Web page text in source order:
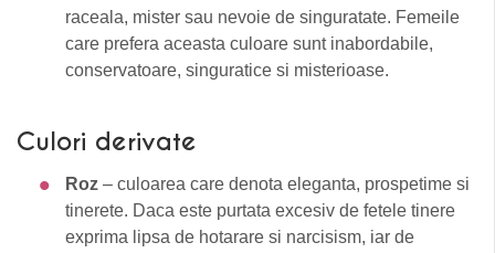
raceala, mister sau nevoie de singuratate. Femeile
care prefera aceasta culoare sunt inabordabile,
conservatoare, singuratice si misterioase.
Culori derivate
Roz – culoarea care denota eleganta, prospetime si
tinerete. Daca este purtata excesiv de fetele tinere
exprima lipsa de hotarare si narcisism, iar de